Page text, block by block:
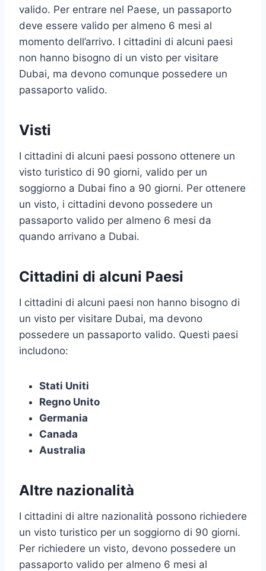
valido. Per entrare nel Paese, un passaporto
deve essere valido per almeno 6 mesi al
momento dell’arrivo. I cittadini di alcuni paesi
non hanno bisogno di un visto per visitare
Dubai, ma devono comunque possedere un
passaporto valido.
Visti
I cittadini di alcuni paesi possono ottenere un
visto turistico di 90 giorni, valido per un
soggiorno a Dubai fino a 90 giorni. Per ottenere
un visto, i cittadini devono possedere un
passaporto valido per almeno 6 mesi da
quando arrivano a Dubai.
Cittadini di alcuni Paesi
I cittadini di alcuni paesi non hanno bisogno di
un visto per visitare Dubai, ma devono
possedere un passaporto valido. Questi paesi
includono:
Stati Uniti
Regno Unito
Germania
Canada
Australia
Altre nazionalità
I cittadini di altre nazionalità possono richiedere
un visto turistico per un soggiorno di 90 giorni.
Per richiedere un visto, devono possedere un
passaporto valido per almeno 6 mesi al